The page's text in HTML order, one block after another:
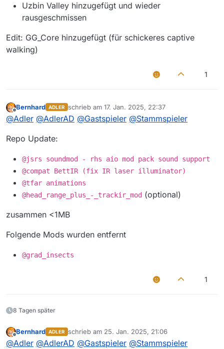
Uzbin Valley hinzugefügt und wieder
rausgeschmissen
Edit: GG_Core hinzugefügt (für schickeres captive
walking)
1
Offline
Bernhard ADLER schrieb am 17. Jan. 2025, 22:37
zuletzt editiert von
@Adler @AdlerAD @Gastspieler @Stammspieler
Repo Update:
@jsrs soundmod - rhs aio mod pack sound support
@compat BettIR (fix IR laser illuminator)
@tfar animations
@head_range_plus_-_trackir_mod (optional)
zusammen <1MB
Folgende Mods wurden entfernt
@grad_insects
1
8 Tagen später
Offline
Bernhard ADLER schrieb am 25. Jan. 2025, 21:06
zuletzt editiert von
@Adler @AdlerAD @Gastspieler @Stammspieler